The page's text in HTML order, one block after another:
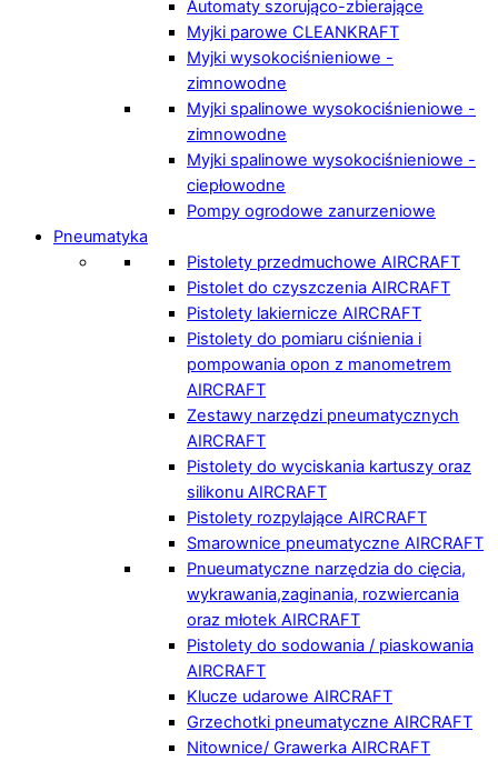
Automaty szorująco-zbierające
Myjki parowe CLEANKRAFT
Myjki wysokociśnieniowe -
zimnowodne
Myjki spalinowe wysokociśnieniowe -
zimnowodne
Myjki spalinowe wysokociśnieniowe -
ciepłowodne
Pompy ogrodowe zanurzeniowe
Pneumatyka
Pistolety przedmuchowe AIRCRAFT
Pistolet do czyszczenia AIRCRAFT
Pistolety lakiernicze AIRCRAFT
Pistolety do pomiaru ciśnienia i
pompowania opon z manometrem
AIRCRAFT
Zestawy narzędzi pneumatycznych
AIRCRAFT
Pistolety do wyciskania kartuszy oraz
silikonu AIRCRAFT
Pistolety rozpylające AIRCRAFT
Smarownice pneumatyczne AIRCRAFT
Pnueumatyczne narzędzia do cięcia,
wykrawania,zaginania, rozwiercania
oraz młotek AIRCRAFT
Pistolety do sodowania / piaskowania
AIRCRAFT
Klucze udarowe AIRCRAFT
Grzechotki pneumatyczne AIRCRAFT
Nitownice/ Grawerka AIRCRAFT